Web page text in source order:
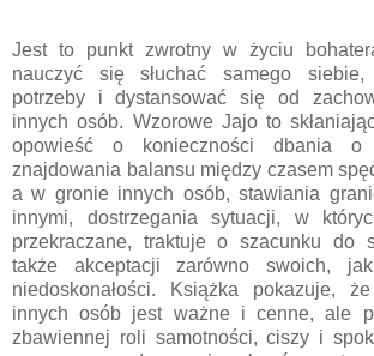
Jest to punkt zwrotny w życiu
nauczyć się słuchać samego
potrzeby i dystansować się od
innych osób. Wzorowe Jajo to
opowieść o konieczności dbania o
znajdowania balansu między czasem
a w gronie innych osób, stawiania
innymi, dostrzegania sytuacji, w
przekraczane, traktuje o szacunku do
także akceptacji zarówno swoich,
niedoskonałości. Książka pokazuje,
innych osób jest ważne i cenne, ale
zbawiennej roli samotności, ciszy i